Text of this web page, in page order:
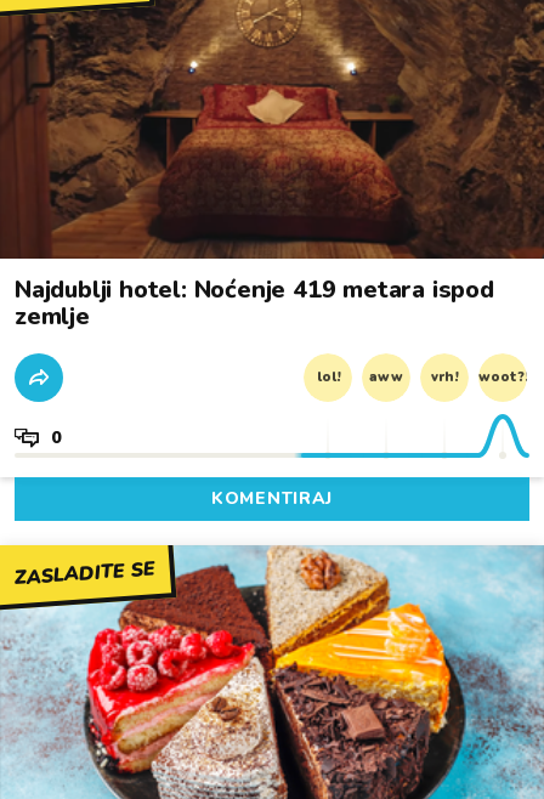
Najdublji hotel: Noćenje 419 metara ispod
zemlje
lol! aww vrh! woot?!
0
KOMENTIRAJ
ZASLADITE SE